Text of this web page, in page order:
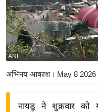
अं
त
र्रा
ष्ट्री
य
बि
ज़
ANI
अभिनय आकाश। May 8 2026
नायडू ने शुक्रवार को